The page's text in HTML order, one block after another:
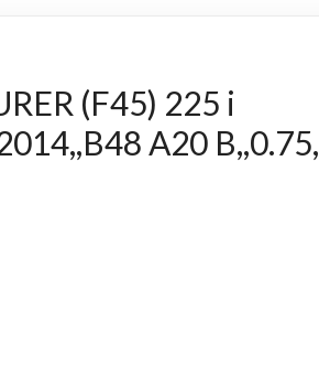
(F45) 225 i
A20 B,,0.75,